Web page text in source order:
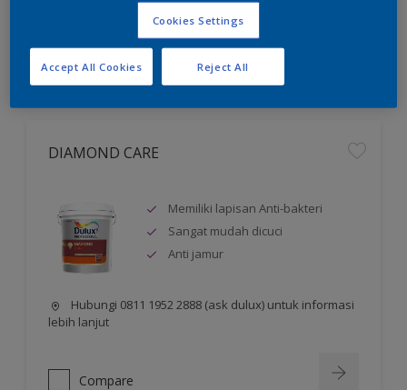
Compare
DIAMOND CARE
Memiliki lapisan Anti-bakteri
Sangat mudah dicuci
Anti jamur
Hubungi 0811 1952 2888 (ask dulux) untuk informasi
lebih lanjut
Compare
Cookies Settings
Reject All
Accept All Cookies